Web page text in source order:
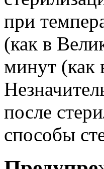
при
(как в
минут (как
после
способы